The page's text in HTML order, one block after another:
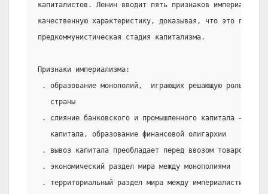
капиталистов. Ленин вводит пять признаков
качественную характеристику, доказывая, что это
предкоммунистическая стадия капитализма.
Признаки империализма:
. образование монополий,  играющих решающую роль в
   страны
. слияние банковского и промышленного капитала –
   капитала, образование финансовой олигархии
. вывоз капитала преобладает перед ввозом товаров
. экономический раздел мира между монополиями
. территориальный раздел мира между